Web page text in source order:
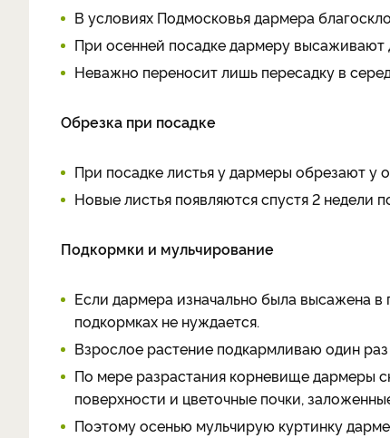
В условиях Подмосковья дармера
При осенней посадке дармеру высаживают
Неважно переносит лишь пересадку в
Обрезка при посадке
При посадке листья у дармеры обрезают у
Новые листья появляются спустя 2 недели
Подкормки и мульчирование
Если дармера изначально была высажена
подкормках не нуждается.
Взрослое растение подкармливаю один
По мере разрастания корневище дармеры
поверхности и цветочные почки,
Поэтому осенью мульчирую куртинку